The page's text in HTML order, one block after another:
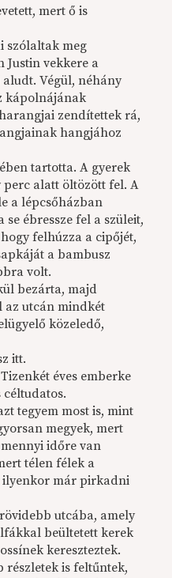
mert ő is
szólaltak meg
Justin vekkere a
Végül, néhány
kápolnájának
zendítettek rá,
hangjához
tartotta. A gyerek
perc alatt öltözött fel. A
a lépcsőházban
ébressze fel a szüleit,
felhúzza a cipőjét,
a bambusz
volt.
bezárta, majd
az utcán mindkét
közeledő,
itt.
éves emberke
céltudatos.
tegyem most is, mint
megyek, mert
időre van
télen félek a
ilyenkor már pirkadni
utcába, amely
beültetett kerek
kereszteztek.
részletek is feltűntek,